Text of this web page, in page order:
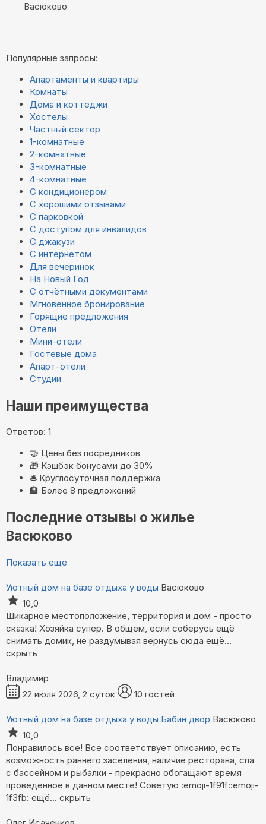
Васюково
Популярные запросы:
Апартаменты и квартиры
Комнаты
Дома и коттеджи
Хостелы
Частный сектор
1-комнатные
2-комнатные
3-комнатные
4-комнатные
С кондиционером
С хорошими отзывами
С парковкой
С доступом для инвалидов
С джакузи
С интернетом
Для вечеринок
На Новый Год
С отчётными документами
Мгновенное бронирование
Горящие предложения
Отели
Мини-отели
Гостевые дома
Апарт-отели
Студии
Наши преимущества
Ответов: 1
🤝 Цены без посредников
🎁 Кэшбэк бонусами до 30%
🛎️ Круглосуточная поддержка
🏨 Более 8 предложений
Последние отзывы о жилье
Васюково
Показать еще
Уютный дом на базе отдыха у воды Васюково
10,0
Шикарное местоположение, территория и дом - просто
сказка! Хозяйка супер. В общем, если соберусь ещё
снимать домик, не раздумывая вернусь сюда ещё...
скрыть
Владимир
22 июля 2026, 2 суток
10 гостей
Уютный дом на базе отдыха у воды Бабин двор Васюково
10,0
Понравилось все! Все соответствует описанию, есть
возможность раннего заселения, наличие ресторана, спа
с бассейном и рыбалки - прекрасно обогащают время
проведенное в данном месте! Советую :emoji-1f91f::emoji-
1f3fb: ещё... скрыть